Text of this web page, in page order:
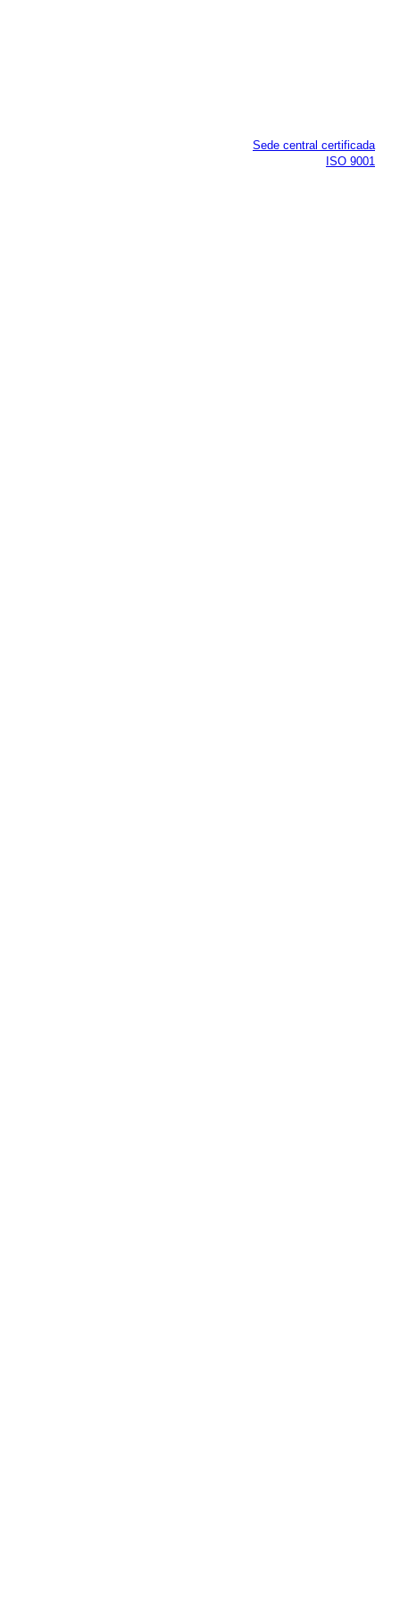
Sede central certificada
ISO 9001